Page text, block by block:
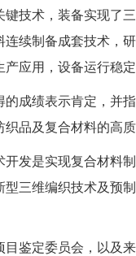
技术，装备实现了
续制备成套技术，
应用，设备运行稳
绩表示肯定，并指
品及复合材料的高
是实现复合材料制
三维编织技术及预
定委员会，以及来